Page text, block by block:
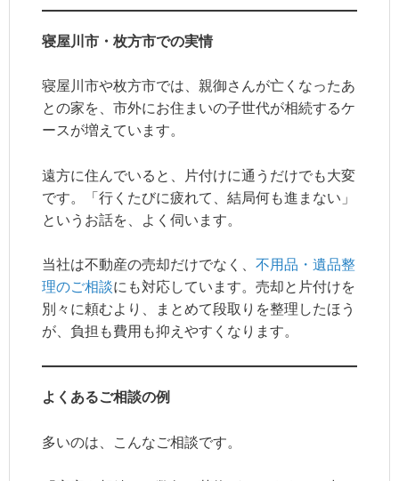
寝屋川市・枚方市での実情
寝屋川市や枚方市では、親御さんが亡くなったあ
との家を、市外にお住まいの子世代が相続するケ
ースが増えています。
遠方に住んでいると、片付けに通うだけでも大変
です。「行くたびに疲れて、結局何も進まない」
というお話を、よく伺います。
当社は不動産の売却だけでなく、 不用品・遺品整
理のご相談にも対応しています。売却と片付けを
別々に頼むより、まとめて段取りを整理したほう
が、負担も費用も抑えやすくなります。
よくあるご相談の例
多いのは、こんなご相談です。